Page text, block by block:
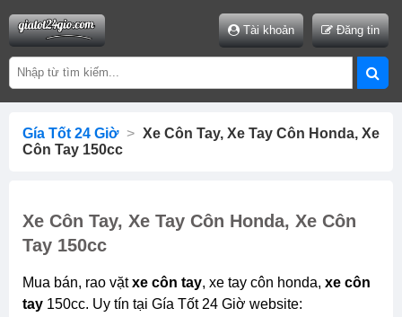
Tài khoản Đăng tin
Gía Tốt 24 Giờ > Xe Côn Tay, Xe Tay Côn Honda, Xe
Côn Tay 150cc
Xe Côn Tay, Xe Tay Côn Honda, Xe Côn
Tay 150cc
Mua bán, rao vặtxe côn tay, xe tay côn honda, xe côn
tay 150cc. Uy tín tại Gía Tốt 24 Giờ website: